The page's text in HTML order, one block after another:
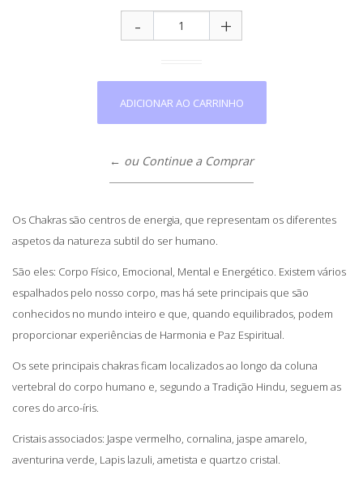
+
-
← ou Continue a Comprar
Os Chakras são centros de energia, que representam os diferentes
aspetos da natureza subtil do ser humano.
São eles: Corpo Físico, Emocional, Mental e Energético. Existem vários
espalhados pelo nosso corpo, mas há sete principais que são
conhecidos no mundo inteiro e que, quando equilibrados, podem
proporcionar experiências de Harmonia e Paz Espiritual.
Os sete principais chakras ficam localizados ao longo da coluna
vertebral do corpo humano e, segundo a Tradição Hindu, seguem as
cores do arco-íris.
Cristais associados: Jaspe vermelho, cornalina, jaspe amarelo,
aventurina verde, Lapis lazuli, ametista e quartzo cristal.